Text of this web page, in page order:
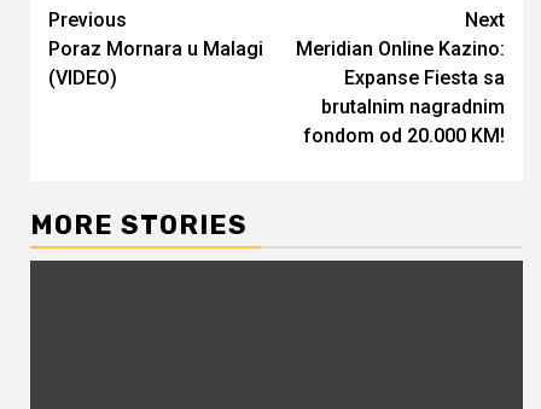
Continue
Reading
Previous
Poraz Mornara u Malagi
(VIDEO)
Next
Meridian Online Kazino:
Expanse Fiesta sa
brutalnim nagradnim
fondom od 20.000 KM!
MORE STORIES